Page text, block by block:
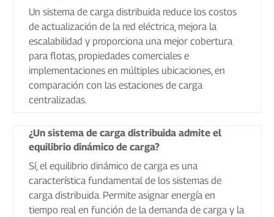
Un sistema de carga distribuida reduce los costos
de actualización de la red eléctrica, mejora la
escalabilidad y proporciona una mejor cobertura
para flotas, propiedades comerciales e
implementaciones en múltiples ubicaciones, en
comparación con las estaciones de carga
centralizadas.
¿Un sistema de carga distribuida admite el
equilibrio dinámico de carga?
Sí, el equilibrio dinámico de carga es una
característica fundamental de los sistemas de
carga distribuida. Permite asignar energía en
tiempo real en función de la demanda de carga y la